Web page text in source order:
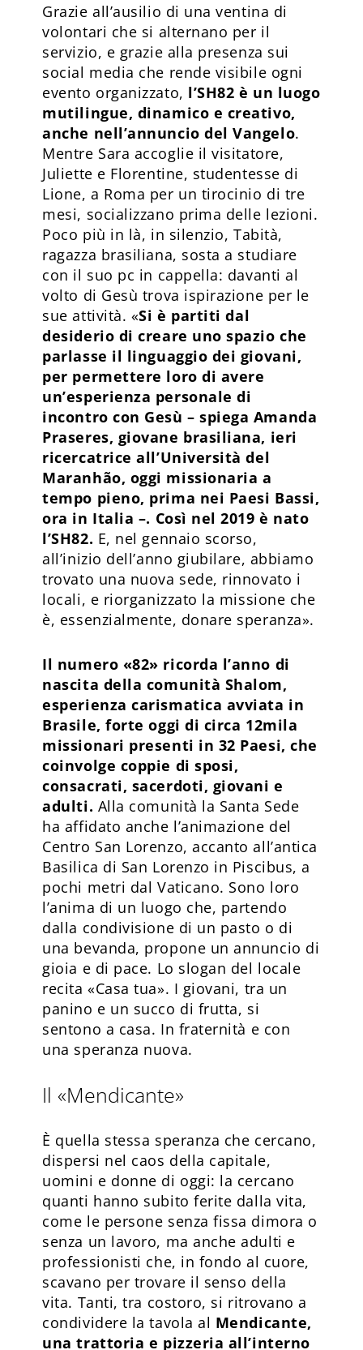
Grazie all’ausilio di una ventina di
volontari che si alternano per il
servizio, e grazie alla presenza sui
social media che rende visibile ogni
evento organizzato, l’SH82 è un luogo
mutilingue, dinamico e creativo,
anche nell’annuncio del Vangelo.
Mentre Sara accoglie il visitatore,
Juliette e Florentine, studentesse di
Lione, a Roma per un tirocinio di tre
mesi, socializzano prima delle lezioni.
Poco più in là, in silenzio, Tabità,
ragazza brasiliana, sosta a studiare
con il suo pc in cappella: davanti al
volto di Gesù trova ispirazione per le
sue attività. «Si è partiti dal
desiderio di creare uno spazio che
parlasse il linguaggio dei giovani,
per permettere loro di avere
un’esperienza personale di
incontro con Gesù – spiega Amanda
Praseres, giovane brasiliana, ieri
ricercatrice all’Università del
Maranhão, oggi missionaria a
tempo pieno, prima nei Paesi Bassi,
ora in Italia –. Così nel 2019 è nato
l’SH82. E, nel gennaio scorso,
all’inizio dell’anno giubilare, abbiamo
trovato una nuova sede, rinnovato i
locali, e riorganizzato la missione che
è, essenzialmente, donare speranza».
Il numero «82» ricorda l’anno di
nascita della comunità Shalom,
esperienza carismatica avviata in
Brasile, forte oggi di circa 12mila
missionari presenti in 32 Paesi, che
coinvolge coppie di sposi,
consacrati, sacerdoti, giovani e
adulti. Alla comunità la Santa Sede
ha affidato anche l’animazione del
Centro San Lorenzo, accanto all’antica
Basilica di San Lorenzo in Piscibus, a
pochi metri dal Vaticano. Sono loro
l’anima di un luogo che, partendo
dalla condivisione di un pasto o di
una bevanda, propone un annuncio di
gioia e di pace. Lo slogan del locale
recita «Casa tua». I giovani, tra un
panino e un succo di frutta, si
sentono a casa. In fraternità e con
una speranza nuova.
Il «Mendicante»
È quella stessa speranza che cercano,
dispersi nel caos della capitale,
uomini e donne di oggi: la cercano
quanti hanno subito ferite dalla vita,
come le persone senza fissa dimora o
senza un lavoro, ma anche adulti e
professionisti che, in fondo al cuore,
scavano per trovare il senso della
vita. Tanti, tra costoro, si ritrovano a
condividere la tavola al Mendicante,
una trattoria e pizzeria all’interno